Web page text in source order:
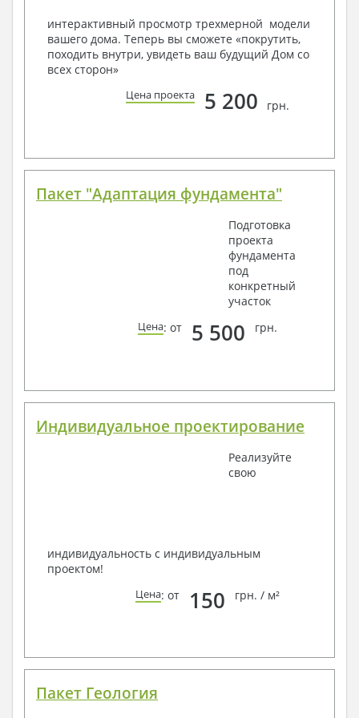
условий, за дополнительную плату.
Получить профессиональную консультацию у
наших специалистов, Вы можете любым
способом связи: закажите обратный звонок,
по viber, e-mail, телефон -
интерактивный просмотр трехмерной модели
вашего дома. Теперь вы сможете «покрутить,
походить внутри, увидеть ваш будущий Дом со
всех сторон»
Цена проекта 5 200 грн.
Пакет "Адаптация фундамента"
Подготовка
проекта
фундамента
под
конкретный
участок
Цена: от 5 500 грн.
Индивидуальное проектирование
Реализуйте
свою
индивидуальность с индивидуальным
проектом!
Цена: от 150 грн. / м²
Пакет Геология